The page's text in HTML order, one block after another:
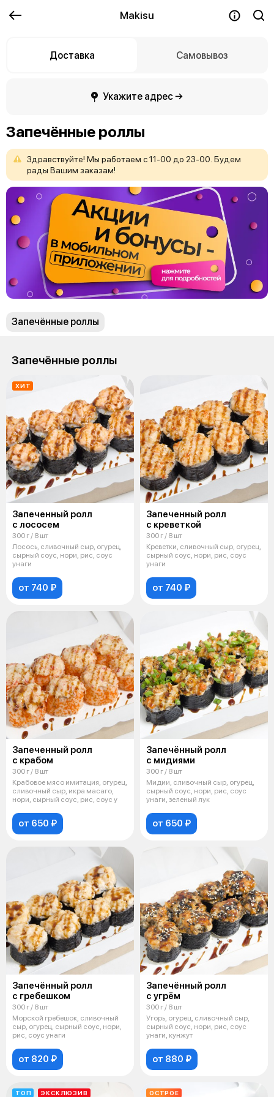
Makisu
Доставка Самовывоз
Укажите адрес →
Запечённые роллы
Здравствуйте! Мы работаем с11-00 до 23-00. Будем
рады Вашим заказам!
Запечённые роллы
Запечённые роллы
ХИТ
Запеченный ролл
с лососем
300 г / 8 шт
Лосось, сливочный сыр, огурец,
сырный соус, нори, рис, соус
унаги
от 740 ₽
Запеченный ролл
с креветкой
300 г / 8 шт
Креветки, сливочный сыр, огурец,
сырный соус, нори, рис, соус
унаги
от 740 ₽
Запеченный ролл
с крабом
300 г / 8 шт
Крабовое мясо имитация, огурец,
сливочный сыр, икра масаго,
нори, сырный соус, рис, соус у
от 650 ₽
Запечённый ролл
с мидиями
300 г / 8 шт
Мидии, сливочный сыр, огурец,
сырный соус, нори, рис, соус
унаги, зеленый лук
от 650 ₽
Запечённый ролл
с гребешком
300 г / 8 шт
Морской гребешок, сливочный
сыр, огурец, сырный соус, нори,
рис, соус унаги
от 820 ₽
Запечённый ролл
с угрём
300 г / 8 шт
Угорь, огурец, сливочный сыр,
сырный соус, нори, рис, соус
унаги, кунжут
от 880 ₽
ТОП ЭКСКЛЮЗИВ ОСТРОЕ